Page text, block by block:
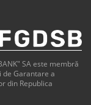
SA este membră
de Garantare a
din Republica